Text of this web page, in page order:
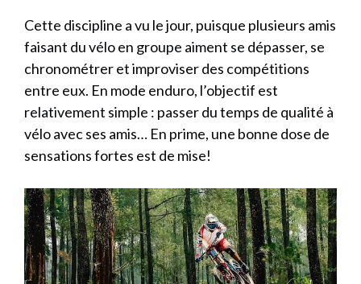
Cette discipline a vu le jour, puisque plusieurs amis
faisant du vélo en groupe aiment se dépasser, se
chronométrer et improviser des compétitions
entre eux. En mode enduro, l’objectif est
relativement simple : passer du temps de qualité à
vélo avec ses amis… En prime, une bonne dose de
sensations fortes est de mise!